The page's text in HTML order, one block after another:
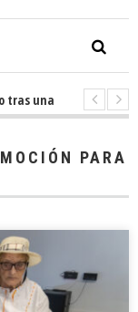
jornada de
PARA